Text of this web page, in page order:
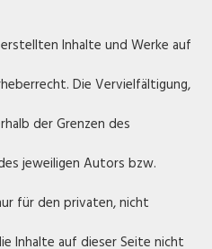
Inhalte und Werke auf
Die Vervielfältigung,
der Grenzen des
jeweiligen Autors bzw.
für den privaten, nicht
Inhalte auf dieser Seite nicht